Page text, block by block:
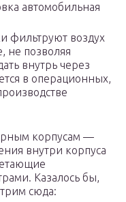
автомобильная
фильтруют воздух
не позволяя
внутрь через
в операционных,
корпусам —
внутри корпуса
Казалось бы,
сюда: